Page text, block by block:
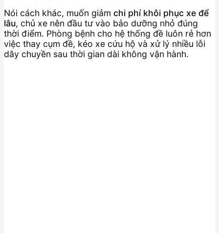
Nói cách khác, muốn giảm chi phí khôi phục xe để
lâu, chủ xe nên đầu tư vào bảo dưỡng nhỏ đúng
thời điểm. Phòng bệnh cho hệ thống đề luôn rẻ hơn
việc thay cụm đề, kéo xe cứu hộ và xử lý nhiều lỗi
dây chuyền sau thời gian dài không vận hành.